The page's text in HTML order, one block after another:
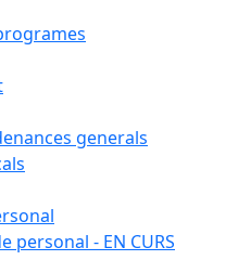
generals
personal - EN CURS